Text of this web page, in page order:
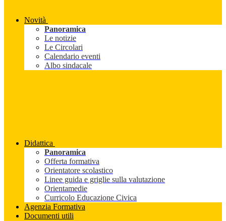
Novità
Panoramica
Le notizie
Le Circolari
Calendario eventi
Albo sindacale
Didattica
Panoramica
Offerta formativa
Orientatore scolastico
Linee guida e griglie sulla valutazione
Orientamedie
Curricolo Educazione Civica
Agenzia Formativa
Documenti utili